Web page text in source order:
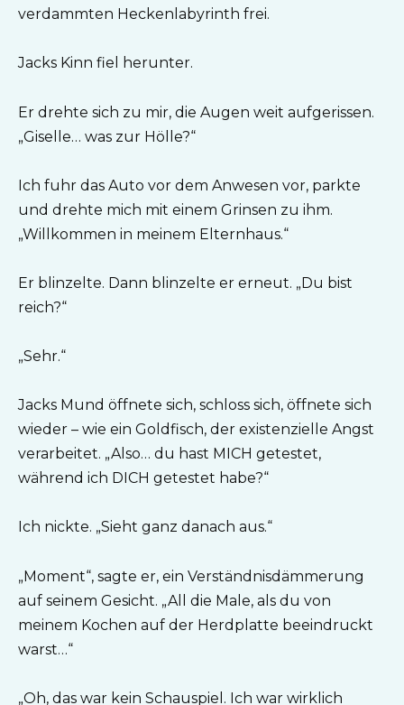
verdammten Heckenlabyrinth frei.
Jacks Kinn fiel herunter.
Er drehte sich zu mir, die Augen weit aufgerissen.
„Giselle… was zur Hölle?“
Ich fuhr das Auto vor dem Anwesen vor, parkte
und drehte mich mit einem Grinsen zu ihm.
„Willkommen in meinem Elternhaus.“
Er blinzelte. Dann blinzelte er erneut. „Du bist
reich?“
„Sehr.“
Jacks Mund öffnete sich, schloss sich, öffnete sich
wieder – wie ein Goldfisch, der existenzielle Angst
verarbeitet. „Also… du hast MICH getestet,
während ich DICH getestet habe?“
Ich nickte. „Sieht ganz danach aus.“
„Moment“, sagte er, ein Verständnisdämmerung
auf seinem Gesicht. „All die Male, als du von
meinem Kochen auf der Herdplatte beeindruckt
warst…“
„Oh, das war kein Schauspiel. Ich war wirklich